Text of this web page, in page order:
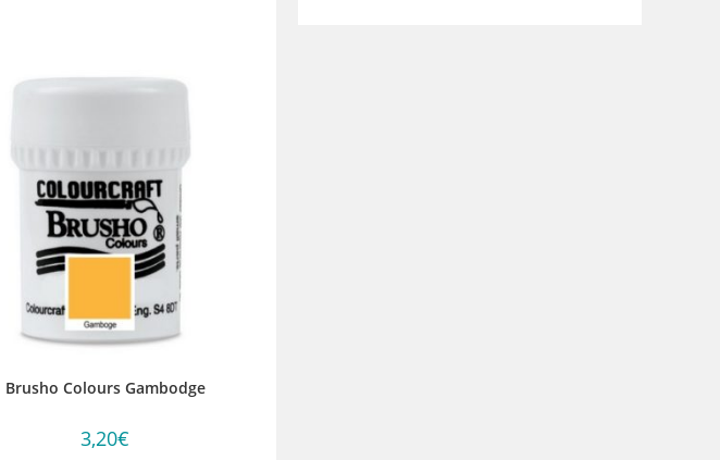
Brusho Colours Gambodge
3,20€